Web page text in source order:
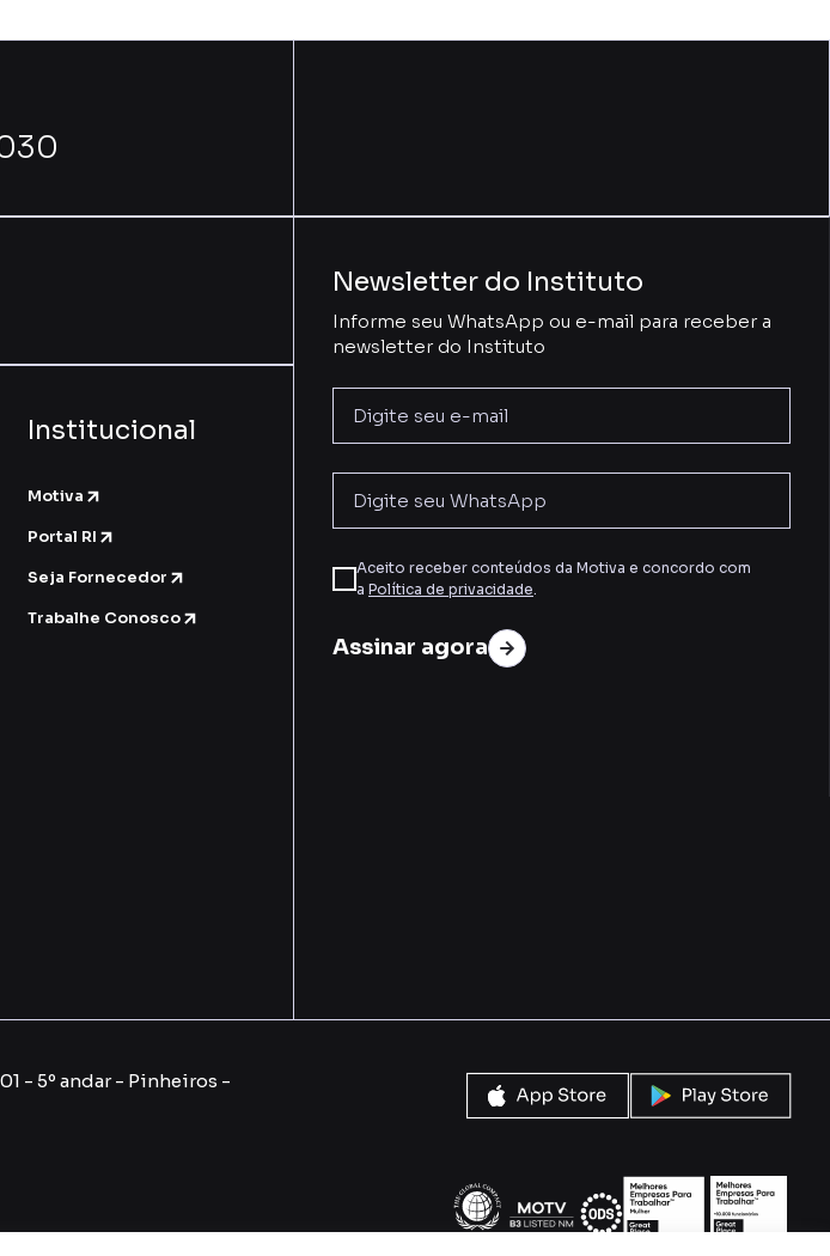
Institucional
Motiva
Portal RI
Seja Fornecedor
Trabalhe Conosco
Newsletter do Instituto
Informe seu WhatsApp ou e-mail para receber a
newsletter do Instituto
Aceito receber conteúdos da Motiva e concordo com
a Política de privacidade
Assinar agora
- 5º andar - Pinheiros -